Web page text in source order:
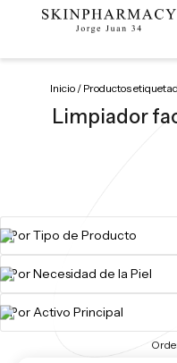
Inicio / Productos
Limpiador